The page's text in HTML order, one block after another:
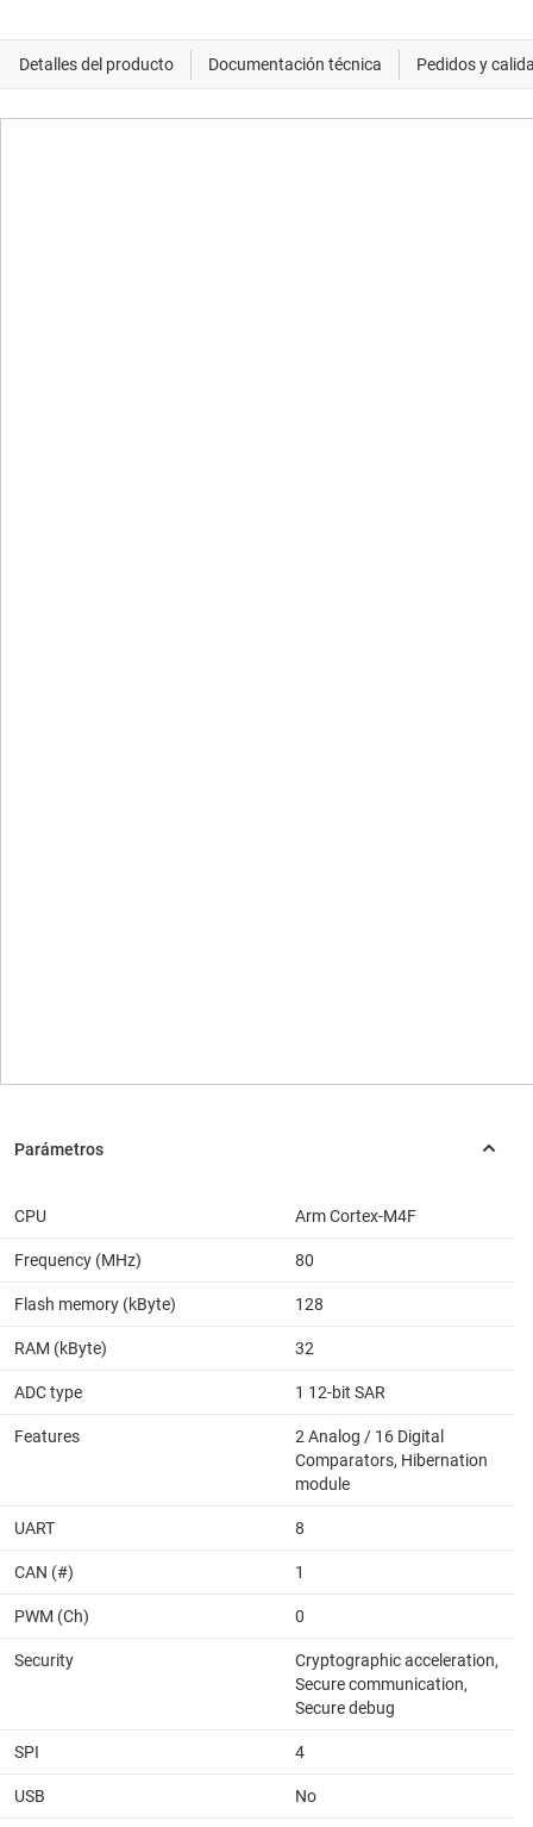
CPU Arm Cortex-M4F
Frequency (MHz) 80
Flash memory (kByte) 128
RAM (kByte) 32
ADC type 1 12-bit SAR
Features
2 Analog / 16 Digital
Comparators, Hibernation
module
UART 8
CAN (#) 1
PWM (Ch) 0
Security
Cryptographic acceleration,
Secure communication,
Secure debug
SPI 4
USB No